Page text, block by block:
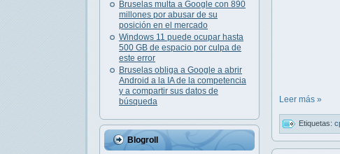
Bruselas multa a Google con 890
millones por abusar de su
posición en el mercado
Windows 11 puede ocupar hasta
500 GB de espacio por culpa de
este error
Bruselas obliga a Google a abrir
Android a la IA de la competencia
y a compartir sus datos de
búsqueda
Blogroll
Leer más »
Etiquetas: